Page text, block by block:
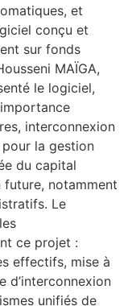
et
conçu et
sur fonds
MAÏGA,
le logiciel,
interconnexion
la gestion
du capital
future, notamment
Le
ce projet :
effectifs, mise à
d’interconnexion
unifiés de